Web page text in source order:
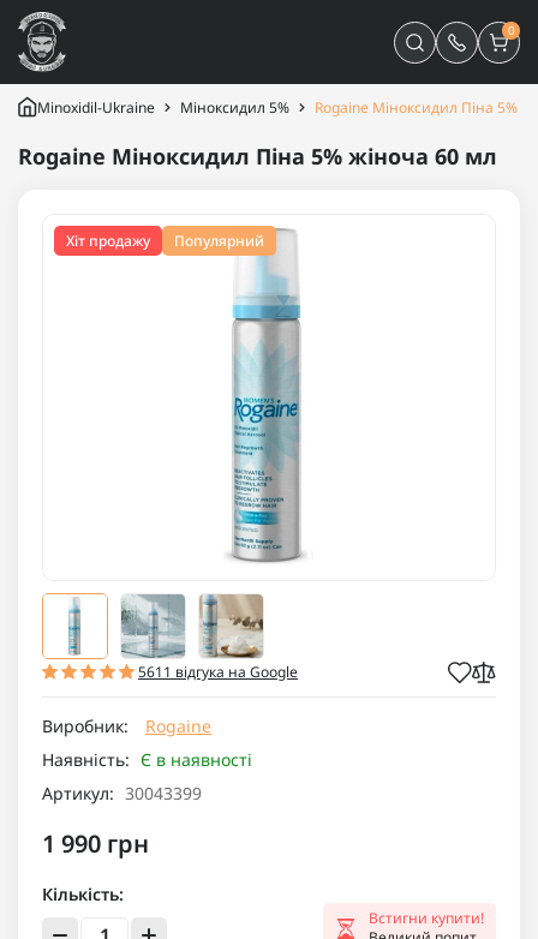
0
Minoxidil-Ukraine Міноксидил 5% Rogaine Міноксидил Піна 5%
Rogaine Міноксидил Піна 5% жіноча 60 мл
Хіт продажу Популярний
5611 відгука на Google
Виробник:
Rogaine
Наявність: Є в наявності
Артикул: 30043399
1 990 грн
Кількість:
Встигни купити!